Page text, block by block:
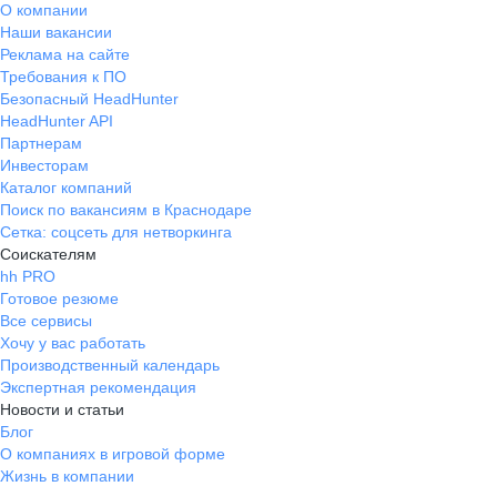
О компании
Наши вакансии
Реклама на сайте
Требования к ПО
Безопасный HeadHunter
HeadHunter API
Партнерам
Инвесторам
Каталог компаний
Поиск по вакансиям в Краснодаре
Сетка: соцсеть для нетворкинга
Соискателям
hh PRO
Готовое резюме
Все сервисы
Хочу у вас работать
Производственный календарь
Экспертная рекомендация
Новости и статьи
Блог
О компаниях в игровой форме
Жизнь в компании